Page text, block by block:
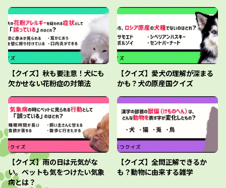
【クイズ】秋も要注意！犬にも
欠かせない花粉症の対策法
【クイズ】愛犬の理解が深まる
かも？犬の原産国クイズ
【クイズ】雨の日は元気がな
い。ペットも気をつけたい気象
病とは？
【クイズ】全問正解できるか
も？動物に由来する雑学